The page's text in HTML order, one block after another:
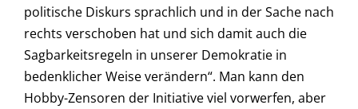
politische Diskurs sprachlich und in der Sache nach
rechts verschoben hat und sich damit auch die
Sagbarkeitsregeln in unserer Demokratie in
bedenklicher Weise verändern“. Man kann den
Hobby-Zensoren der Initiative viel vorwerfen, aber